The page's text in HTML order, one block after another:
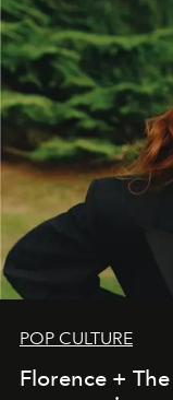
POP CULTURE
Florence +